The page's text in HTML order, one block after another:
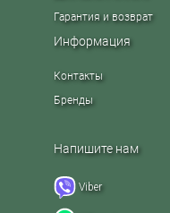
Гарантия и возврат
Информация
Контакты
Бренды
Напишите нам
Viber